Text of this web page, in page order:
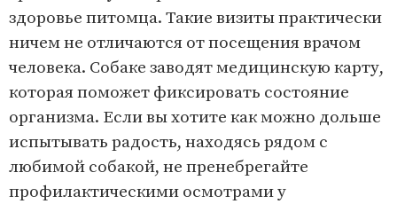
здоровье питомца. Такие визиты практически
ничем не отличаются от посещения врачом
человека. Собаке заводят медицинскую карту,
которая поможет фиксировать состояние
организма. Если вы хотите как можно дольше
испытывать радость, находясь рядом с
любимой собакой, не пренебрегайте
профилактическими осмотрами у